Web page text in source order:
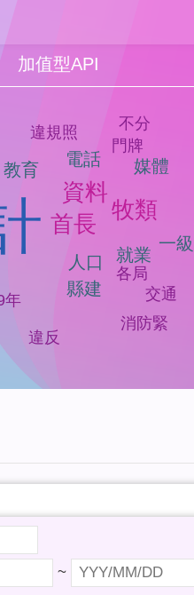
加值型API
首長
資料
牧類
人口
教育
就業
一級
電話
縣建
媒體
各局
年
門牌
交通
違規照 不分
消防緊
違反
~